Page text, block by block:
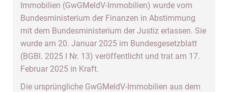
Immobilien (GwGMeldV-Immobilien) wurde vom
Bundesministerium der Finanzen in Abstimmung
mit dem Bundesministerium der Justiz erlassen. Sie
wurde am 20. Januar 2025 im Bundesgesetzblatt
(BGBl. 2025 I Nr. 13) veröffentlicht und trat am 17.
Februar 2025 in Kraft.
Die ursprüngliche GwGMeldV-Immobilien aus dem